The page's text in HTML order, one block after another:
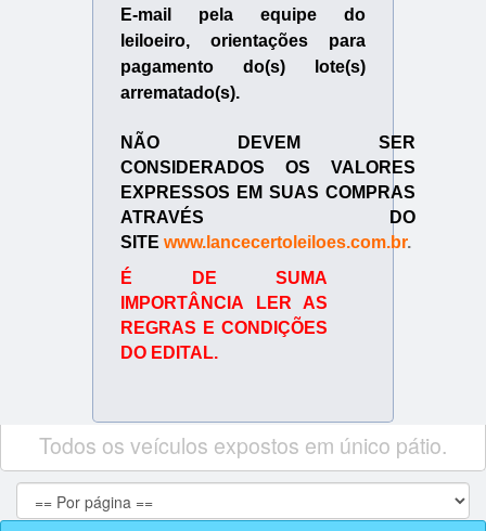
E-mail pela equipe do
leiloeiro, orientações para
pagamento do(s) lote(s)
arrematado(s).
NÃO DEVEM SER
CONSIDERADOS OS VALORES
EXPRESSOS EM SUAS COMPRAS
ATRAVÉS DO
SITE www.lancecertoleiloes.com.br.
É DE SUMA
IMPORTÂNCIA LER AS
REGRAS E CONDIÇÕES
DO EDITAL.
Todos os veículos expostos em único pátio.